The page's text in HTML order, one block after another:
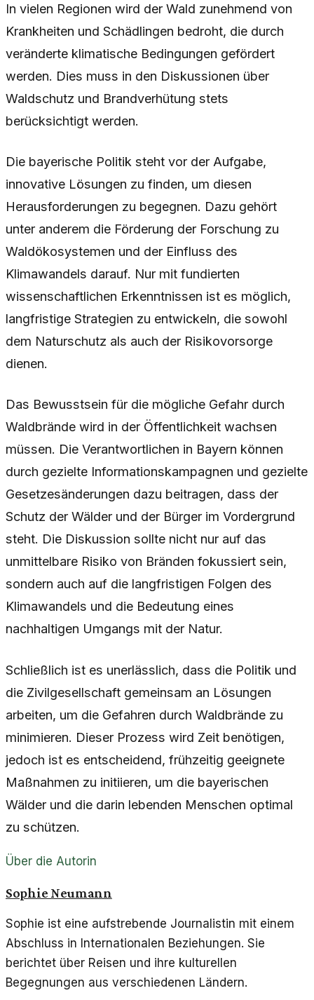
In vielen Regionen wird der Wald zunehmend von
Krankheiten und Schädlingen bedroht, die durch
veränderte klimatische Bedingungen gefördert
werden. Dies muss in den Diskussionen über
Waldschutz und Brandverhütung stets
berücksichtigt werden.
Die bayerische Politik steht vor der Aufgabe,
innovative Lösungen zu finden, um diesen
Herausforderungen zu begegnen. Dazu gehört
unter anderem die Förderung der Forschung zu
Waldökosystemen und der Einfluss des
Klimawandels darauf. Nur mit fundierten
wissenschaftlichen Erkenntnissen ist es möglich,
langfristige Strategien zu entwickeln, die sowohl
dem Naturschutz als auch der Risikovorsorge
dienen.
Das Bewusstsein für die mögliche Gefahr durch
Waldbrände wird in der Öffentlichkeit wachsen
müssen. Die Verantwortlichen in Bayern können
durch gezielte Informationskampagnen und gezielte
Gesetzesänderungen dazu beitragen, dass der
Schutz der Wälder und der Bürger im Vordergrund
steht. Die Diskussion sollte nicht nur auf das
unmittelbare Risiko von Bränden fokussiert sein,
sondern auch auf die langfristigen Folgen des
Klimawandels und die Bedeutung eines
nachhaltigen Umgangs mit der Natur.
Schließlich ist es unerlässlich, dass die Politik und
die Zivilgesellschaft gemeinsam an Lösungen
arbeiten, um die Gefahren durch Waldbrände zu
minimieren. Dieser Prozess wird Zeit benötigen,
jedoch ist es entscheidend, frühzeitig geeignete
Maßnahmen zu initiieren, um die bayerischen
Wälder und die darin lebenden Menschen optimal
zu schützen.
Über die Autorin
Sophie Neumann
Sophie ist eine aufstrebende Journalistin mit einem
Abschluss in Internationalen Beziehungen. Sie
berichtet über Reisen und ihre kulturellen
Begegnungen aus verschiedenen Ländern.